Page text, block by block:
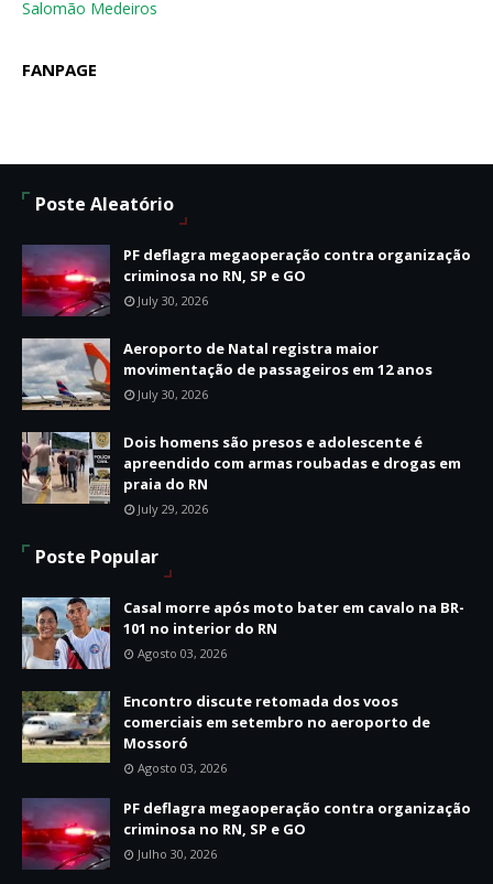
Salomão Medeiros
FANPAGE
Poste Aleatório
PF deflagra megaoperação contra organização
criminosa no RN, SP e GO
July 30, 2026
Aeroporto de Natal registra maior
movimentação de passageiros em 12 anos
July 30, 2026
Dois homens são presos e adolescente é
apreendido com armas roubadas e drogas em
praia do RN
July 29, 2026
Poste Popular
Casal morre após moto bater em cavalo na BR-
101 no interior do RN
Agosto 03, 2026
Encontro discute retomada dos voos
comerciais em setembro no aeroporto de
Mossoró
Agosto 03, 2026
PF deflagra megaoperação contra organização
criminosa no RN, SP e GO
Julho 30, 2026